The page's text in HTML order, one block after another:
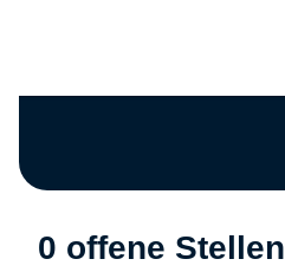
0 offene Stellen